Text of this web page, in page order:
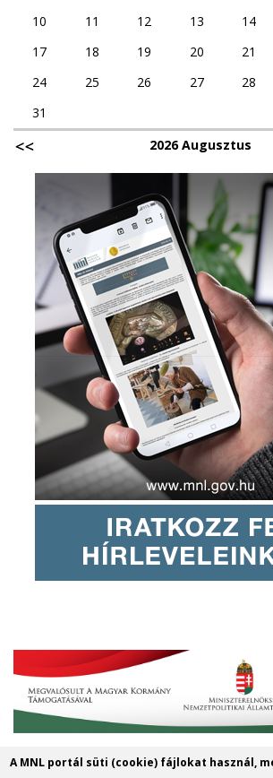
10
11 12 13 14
17
18 19 20 21
24
25 26 27 28
31
2026 Augusztus
A MNL portál süti (cookie) fájlokat használ,